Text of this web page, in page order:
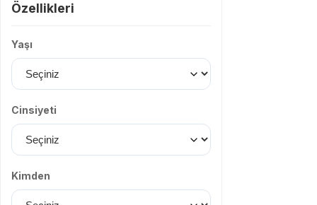
Özellikleri
Yaşı
Cinsiyeti
Kimden